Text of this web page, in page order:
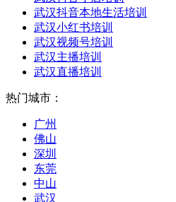
武汉抖音本地生活培训
武汉小红书培训
武汉视频号培训
武汉主播培训
武汉直播培训
热门城市：
广州
佛山
深圳
东莞
中山
武汉